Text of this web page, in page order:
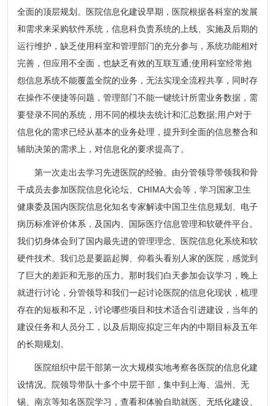
全面的顶层规划。医院信息化建设早期，医院根据各科室的发展
和需求来采购软件系统，信息科负责系统的上线、实施及后期的
运行维护，缺乏使用科室和管理部门的充分参与，系统功能相对
完善，但应用不全面，也缺乏有效的互联互通;使用科室经常抱
怨信息系统不能覆盖全院的业务，无法实现全流程共享，同时存
在操作不便捷等问题，管理部门不能一键统计所需业务数据，需
要登录不同的系统，用不同的模块去统计和汇总数据;用户对于
信息化的需求已经从基本的业务处理，提升到全面的信息整合和
辅助决策的需求上，对信息化的要求提高了。
第一次走出去学习先进医院的经验。由分管领导带领我和骨
干成员去参加医院信息化论坛、CHIMA大会等，学习国家卫生
健康委及国内医院信息化知名专家解读中国卫生信息规划、电子
病历标准评价体系，及国内、国际医疗信息管理和软硬件平台。
我们切身体会到了国内最先进的管理理念、医院信息化系统和软
硬件技术。我们总是要踮起脚、仰着头看别人家的医院，感觉到
了巨大的差距和无形的压力。那时我们白天参加会议学习，晚上
就进行讨论，分管领导和我们一起讨论医院的信息化现状，梳理
存在的短板和不足，讨论哪些项目和技术适合引进建设，当年的
建设任务和人员分工，以及后期应拟定三年内的中期目标及五年
的长期规划。
医院组织中层干部第一次大规模实地考察各医院的信息化建
设情况。院领导带队十多个中层干部，集中到上海、温州、无
锡、南京等知名医院学习，查看和体验自助就医、无纸化建设、